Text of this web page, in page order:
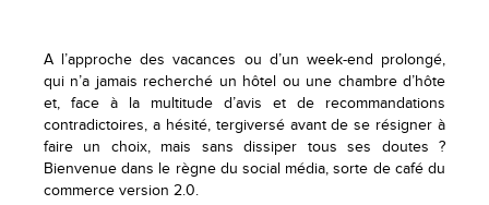
A l’approche des vacances ou d’un week-end prolongé,
qui n’a jamais recherché un hôtel ou une chambre d’hôte
et, face à la multitude d’avis et de recommandations
contradictoires, a hésité, tergiversé avant de se résigner à
faire un choix, mais sans dissiper tous ses doutes ?
Bienvenue dans le règne du social média, sorte de café du
commerce version 2.0.